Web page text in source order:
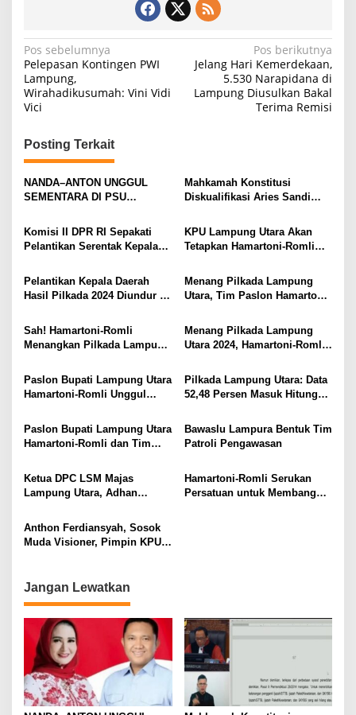
N
a
v
g
a
s
p
o
s
Pos sebelumnya
Pelepasan Kontingen PWI
Lampung,
Wirahadikusumah: Vini Vidi
Vici
Pos berikutnya
Jelang Hari Kemerdekaan,
5.530 Narapidana di
Lampung Diusulkan Bakal
Terima Remisi
Posting Terkait
NANDA–ANTON UNGGUL
SEMENTARA DI PSU
COUNT RAKATA Unggul di 8
dari 11 Kecamatan, Tim
Pemenangan Tetap Tunggu
Mahkamah Konstitusi
Diskualifikasi Aries Sandi
Pesawaran 2024
Komisi II DPR RI Sepakati
Pelantikan Serentak Kepala
KPU Lampung Utara Akan
Tetapkan Hamartoni-Romli
Bupati Terpilih Besok
Pelantikan Kepala Daerah
Hasil Pilkada 2024 Diundur ke
Menang Pilkada Lampung
Utara, Tim Paslon Hamartoni-
dan Terimakasih Kepada
Semua Pihak
Sah! Hamartoni-Romli
Menangkan Pilkada Lampung
Menang Pilkada Lampung
Utara 2024, Hamartoni-Romli
Masyarakat
Paslon Bupati Lampung Utara
Hamartoni-Romli Unggul
2024
Pilkada Lampung Utara: Data
52,48 Persen Masuk Hitung
Romli Unggul 63,93 Persen
Paslon Bupati Lampung Utara
Hamartoni-Romli dan Tim
Pilkada Serentak
Bawaslu Lampura Bentuk Tim
Patroli Pengawasan
Ketua DPC LSM Majas
Lampung Utara, Adhan
Kondusivitas Jelang Pilkada
2024
Hamartoni-Romli Serukan
Persatuan untuk Membangun
Anthon Ferdiansyah, Sosok
Muda Visioner, Pimpin KPU
Jangan Lewatkan